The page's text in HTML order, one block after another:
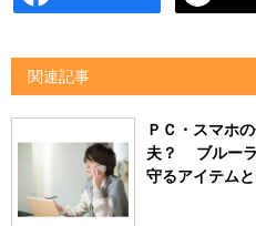
関連記事
ＰＣ・スマホ
夫？ ブルーラ
守るアイテム